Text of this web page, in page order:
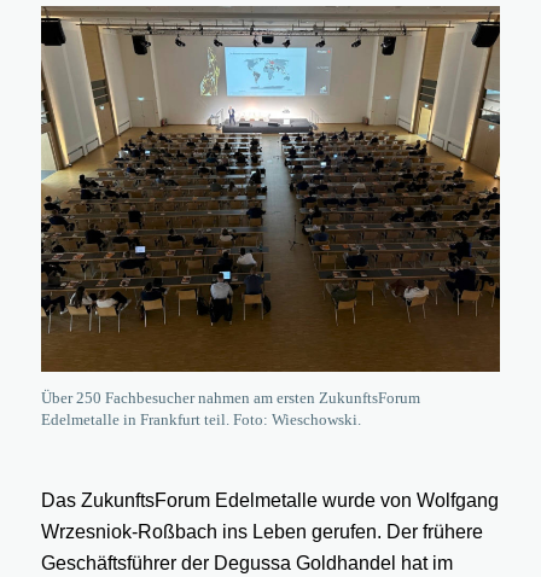
Über 250 Fachbesucher nahmen am ersten ZukunftsForum
Edelmetalle in Frankfurt teil. Foto: Wieschowski.
Das ZukunftsForum Edelmetalle wurde von Wolfgang
Wrzesniok-Roßbach ins Leben gerufen. Der frühere
Geschäftsführer der Degussa Goldhandel hat im